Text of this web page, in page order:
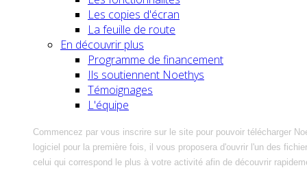
Les copies d'écran
La feuille de route
En découvrir plus
Programme de financement
Ils soutiennent Noethys
Témoignages
L'équipe
Commencez par vous inscrire sur le site pour pouvoir télécharger
logiciel pour la première fois, il vous proposera d'ouvrir l'un des
celui qui correspond le plus à votre activité afin de découvrir